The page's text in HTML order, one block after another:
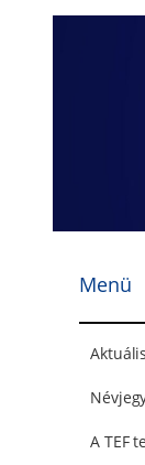
Menü
A TEF